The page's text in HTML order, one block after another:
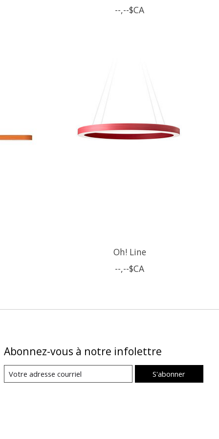
--,--$CA
Oh! Line
--,--$CA
Abonnez-vous à notre infolettre
S'abonner